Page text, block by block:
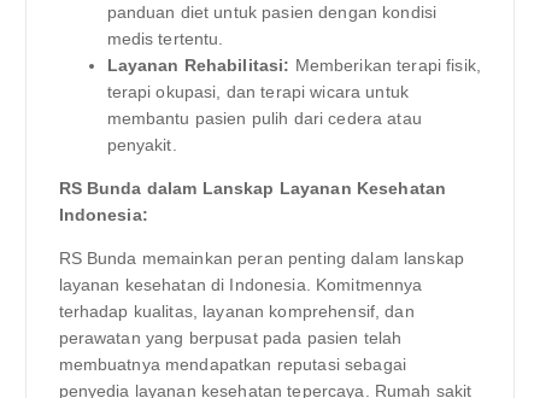
panduan diet untuk pasien dengan kondisi
medis tertentu.
Layanan Rehabilitasi: Memberikan terapi fisik,
terapi okupasi, dan terapi wicara untuk
membantu pasien pulih dari cedera atau
penyakit.
RS Bunda dalam Lanskap Layanan Kesehatan
Indonesia:
RS Bunda memainkan peran penting dalam lanskap
layanan kesehatan di Indonesia. Komitmennya
terhadap kualitas, layanan komprehensif, dan
perawatan yang berpusat pada pasien telah
membuatnya mendapatkan reputasi sebagai
penyedia layanan kesehatan tepercaya. Rumah sakit